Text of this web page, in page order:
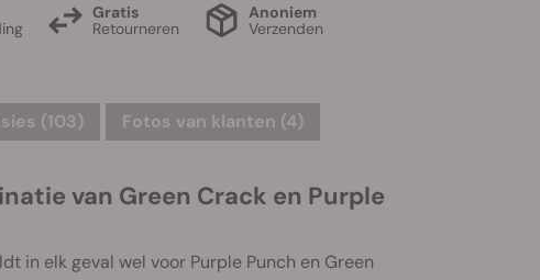
Gratis
Retourneren
Anoniem
Verzenden
(103) Fotos van klanten (4)
van Green Crack en Purple
in elk geval wel voor Purple Punch en Green